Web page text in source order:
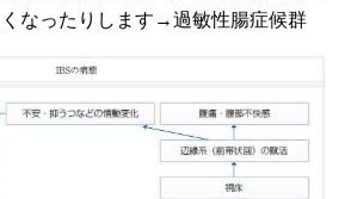
なったりします→過敏性腸症候群